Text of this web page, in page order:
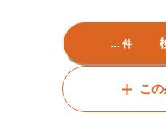
... 件
こ